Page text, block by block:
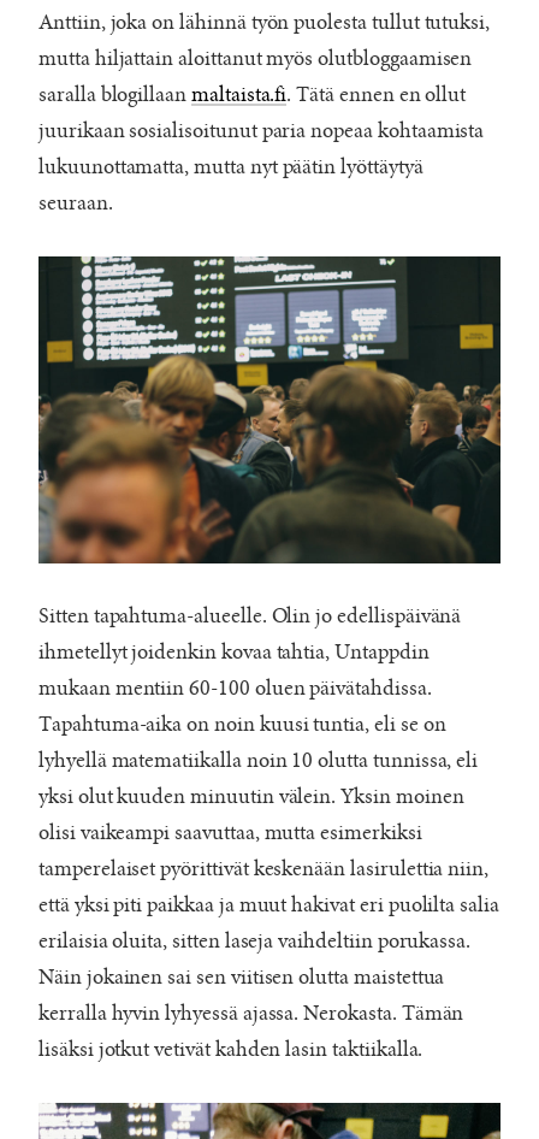
Anttiin, joka on lähinnä työn puolesta tullut tutuksi,
mutta hiljattain aloittanut myös olutbloggaamisen
saralla blogillaan maltaista.fi. Tätä ennen en ollut
juurikaan sosialisoitunut paria nopeaa kohtaamista
lukuunottamatta, mutta nyt päätin lyöttäytyä
seuraan.
Sitten tapahtuma-alueelle. Olin jo edellispäivänä
ihmetellyt joidenkin kovaa tahtia, Untappdin
mukaan mentiin 60-100 oluen päivätahdissa.
Tapahtuma-aika on noin kuusi tuntia, eli se on
lyhyellä matematiikalla noin 10 olutta tunnissa, eli
yksi olut kuuden minuutin välein. Yksin moinen
olisi vaikeampi saavuttaa, mutta esimerkiksi
tamperelaiset pyörittivät keskenään lasirulettia niin,
että yksi piti paikkaa ja muut hakivat eri puolilta salia
erilaisia oluita, sitten laseja vaihdeltiin porukassa.
Näin jokainen sai sen viitisen olutta maistettua
kerralla hyvin lyhyessä ajassa. Nerokasta. Tämän
lisäksi jotkut vetivät kahden lasin taktiikalla.